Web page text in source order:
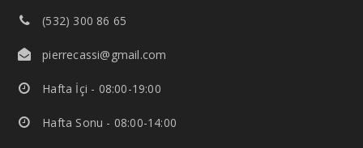
(532) 300 86 65
pierrecassi@gmail.com
Hafta İçi - 08:00-19:00
Hafta Sonu - 08:00-14:00